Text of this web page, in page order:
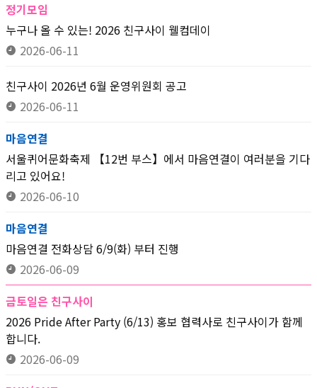
정기모임
누구나 올 수 있는! 2026 친구사이 웰컴데이
2026-06-11
친구사이 2026년 6월 운영위원회 공고
2026-06-11
마음연결
서울퀴어문화축제 【12번 부스】에서 마음연결이 여러분을 기다
리고 있어요!
2026-06-10
마음연결
마음연결 전화상담 6/9(화) 부터 진행
2026-06-09
금토일은 친구사이
2026 Pride After Party (6/13) 홍보 협력사로 친구사이가 함께
합니다.
2026-06-09